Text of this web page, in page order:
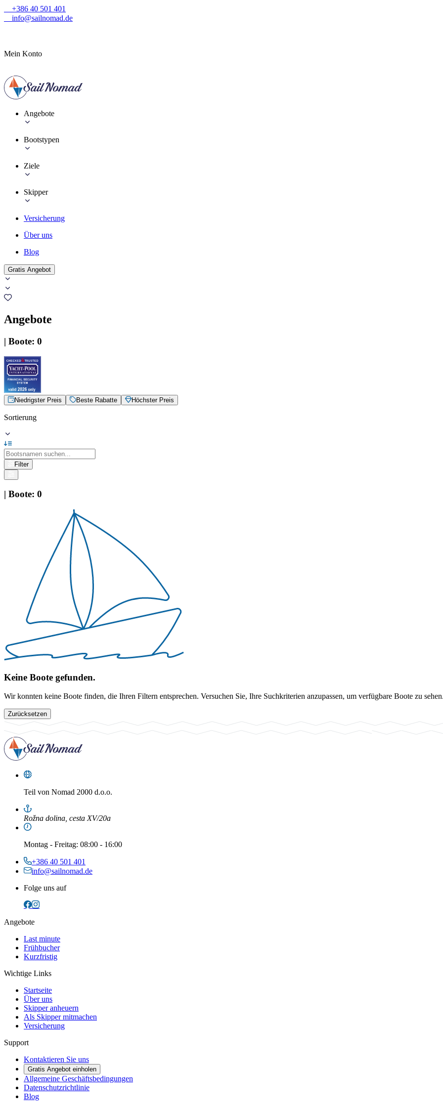
+386 40 501 401
info@sailnomad.de
Mein Konto
Angebote
Bootstypen
Ziele
Skipper
Versicherung
Über uns
Blog
Gratis Angebot
Angebote
| Boote: 0
Niedrigster Preis Beste Rabatte Höchster Preis
Sortierung
Filter
| Boote: 0
Keine Boote gefunden.
Wir konnten keine Boote finden, die Ihren Filtern entsprechen. Versuchen Sie, Ihre Suchkriterien anzupassen, um verfügbare Boote zu
Zurücksetzen
Teil von Nomad 2000 d.o.o.
Rožna dolina, cesta XV/20a
Montag - Freitag: 08:00 - 16:00
+386 40 501 401
info@sailnomad.de
Folge uns auf
Angebote
Last minute
Frühbucher
Kurzfristig
Wichtige Links
Startseite
Über uns
Skipper anheuern
Als Skipper mitmachen
Versicherung
Support
Kontaktieren Sie uns
Gratis Angebot einholen
Allgemeine Geschäftsbedingungen
Datenschutzrichtlinie
Blog